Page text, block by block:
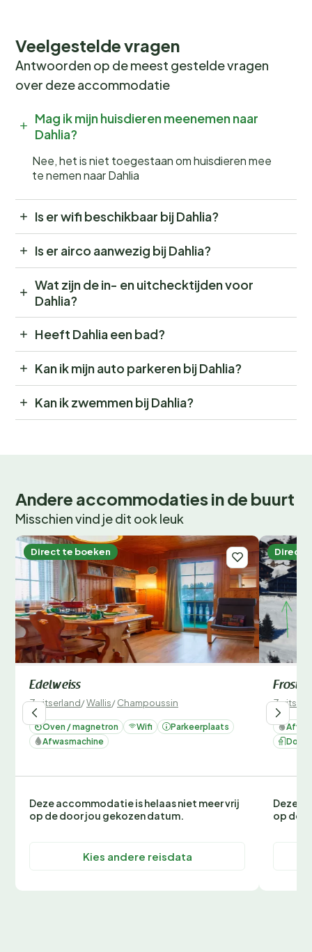
Veelgestelde vragen
Antwoorden op de meest gestelde vragen
over deze accommodatie
Mag ik mijn huisdieren meenemen naar
Dahlia?
Nee, het is niet toegestaan om huisdieren mee
te nemen naar Dahlia
Is er wifi beschikbaar bij Dahlia?
Is er airco aanwezig bij Dahlia?
Wat zijn de in- en uitchecktijden voor
Dahlia?
Heeft Dahlia een bad?
Kan ik mijn auto parkeren bij Dahlia?
Kan ik zwemmen bij Dahlia?
Andere accommodaties in de buurt
Misschien vind je dit ook leuk
Direct te boeken
Edelweiss
Zwitserland/Wallis/Champoussin
Oven / magnetron Wifi
Parkeerplaats
Afwasmachine
Deze accommodatie is helaas niet meer vrij
op de door jou gekozen datum.
Kies andere reisdata
Direct
Deze
op de